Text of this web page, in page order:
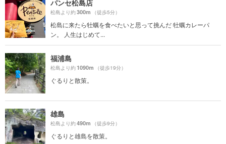
パンセ松島店
松島より約300m （徒歩5分）
松島に来たら牡蠣を食べたいと思って挑んだ 牡蠣カレーパ
ン。 人生はじめて...
福浦島
松島より約1090m （徒歩19分）
ぐるりと散策。
雄島
松島より約490m （徒歩9分）
ぐるりと雄島を散策。